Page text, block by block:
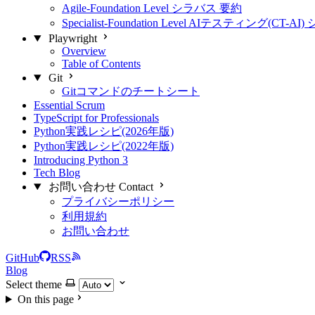
Agile-Foundation Level シラバス 要約
Specialist-Foundation Level AIテスティング(CT-AI)
Playwright
Overview
Table of Contents
Git
Gitコマンドのチートシート
Essential Scrum
TypeScript for Professionals
Python実践レシピ(2026年版)
Python実践レシピ(2022年版)
Introducing Python 3
Tech Blog
お問い合わせ Contact
プライバシーポリシー
利用規約
お問い合わせ
GitHub
RSS
Blog
Select theme
On this page